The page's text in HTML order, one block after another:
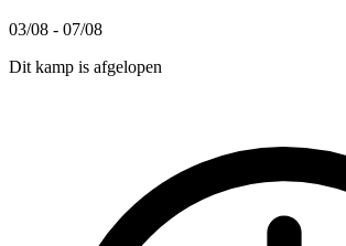
03/08 - 07/08
Dit kamp is afgelopen